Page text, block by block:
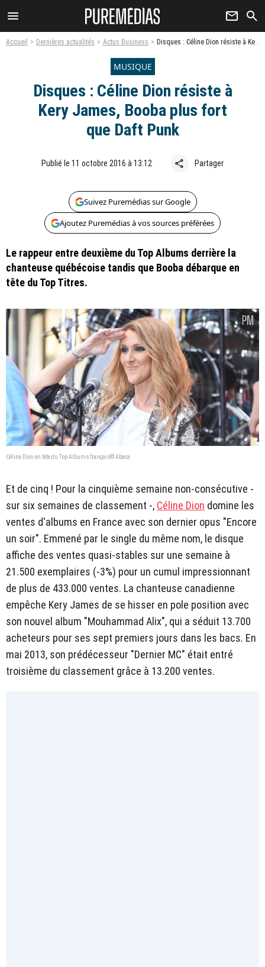
menu newsletter search
Accueil Dernières actualités Actus Business Disques : Céline Dion résiste à Kery James, Booba plus fort que Daft Punk
MUSIQUE
Disques : Céline Dion résiste à
Kery James, Booba plus fort
que Daft Punk
Publié le 11 octobre 2016 à 13:12 share Partager
Suivez Puremédias sur Google
Ajoutez Puremédias à vos sources préférées
Le rappeur entre deuxième du Top Albums derrière la
chanteuse québécoise tandis que Booba débarque en
tête du Top Titres.
Céline Dion en tête du Top Albums français© Abaca
Et de cinq ! Pour la cinquième semaine non-consécutive -
sur six semaines de classement -, Céline Dion domine les
ventes d'albums en France avec son dernier opus "Encore
un soir". Emmené par le single du même nom, le disque
affiche des ventes quasi-stables sur une semaine à
21.500 exemplaires (-3%) pour un cumul impressionnant
de plus de 433.000 ventes. La chanteuse canadienne
empêche Kery James de se hisser en pole position avec
son nouvel album "Mouhammad Alix", qui a séduit 13.700
acheteurs pour ses sept premiers jours dans les bacs. En
mai 2013, son prédécesseur "Dernier MC" était entré
troisième du classement grâce à 13.200 ventes.